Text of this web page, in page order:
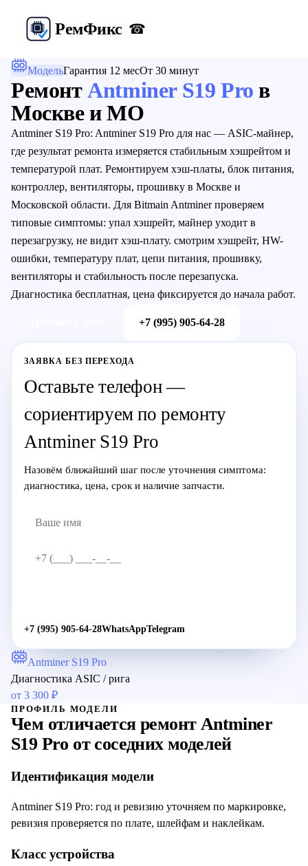
РемФикс ☎
МодельГарантия 12 месОт 30 минут
Ремонт Antminer S19 Pro в
Москве и МО
Antminer S19 Pro: Antminer S19 Pro для нас — ASIC-майнер,
где результат ремонта измеряется стабильным хэшрейтом и
температурой плат. Ремонтируем хэш-платы, блок питания,
контроллер, вентиляторы, прошивку в Москве и
Московской области. Для Bitmain Antminer проверяем
типовые симптомы: упал хэшрейт, майнер уходит в
перезагрузку, не видит хэш-плату. смотрим хэшрейт, HW-
ошибки, температуру плат, цепи питания, прошивку,
вентиляторы и стабильность после перезапуска.
Диагностика бесплатная, цена фиксируется до начала работ.
+7 (995) 905-64-28
ЗАЯВКА БЕЗ ПЕРЕХОДА
Оставьте телефон —
сориентируем по ремонту
Antminer S19 Pro
Назовём ближайший шаг после уточнения симптома:
диагностика, цена, срок и наличие запчасти.
+7 (995) 905-64-28WhatsAppTelegram
Antminer S19 Pro
Диагностика ASIC / рига
от 3 300 ₽
ПРОФИЛЬ МОДЕЛИ
Чем отличается ремонт Antminer
S19 Pro от соседних моделей
Идентификация модели
Antminer S19 Pro: год и ревизию уточняем по маркировке,
ревизия проверяется по плате, шлейфам и наклейкам.
Класс устройства